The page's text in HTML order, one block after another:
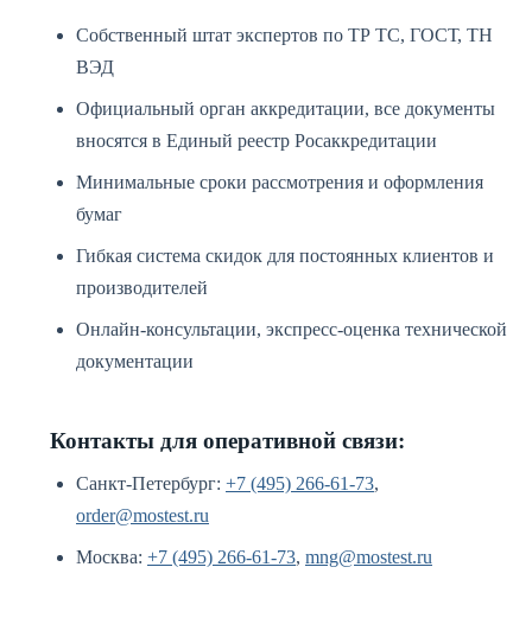
Собственный штат экспертов по ТР ТС, ГОСТ, ТН
ВЭД
Официальный орган аккредитации, все документы
вносятся в Единый реестр Росаккредитации
Минимальные сроки рассмотрения и оформления
бумаг
Гибкая система скидок для постоянных клиентов и
производителей
Онлайн-консультации, экспресс-оценка технической
документации
Контакты для оперативной связи:
Санкт-Петербург: +7 (495) 266-61-73,
order@mostest.ru
Москва: +7 (495) 266-61-73, mng@mostest.ru